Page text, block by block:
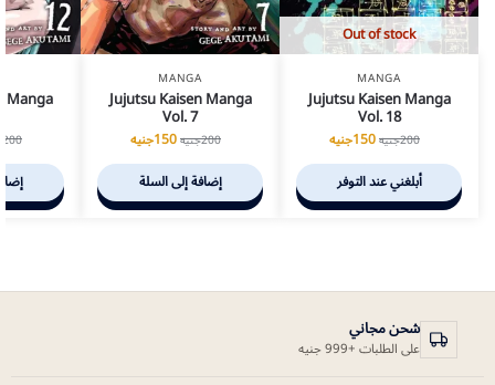
Out of stock
MANGA
Jujutsu Kaisen Manga
Vol. 18
200جنيه150جنيه
أبلغني عند التوفر
MANGA
Jujutsu Kaisen Manga
Vol. 7
200جنيه150جنيه
إضافة إلى السلة
Manga
200
شحن مجاني
على الطلبات +999 جنيه